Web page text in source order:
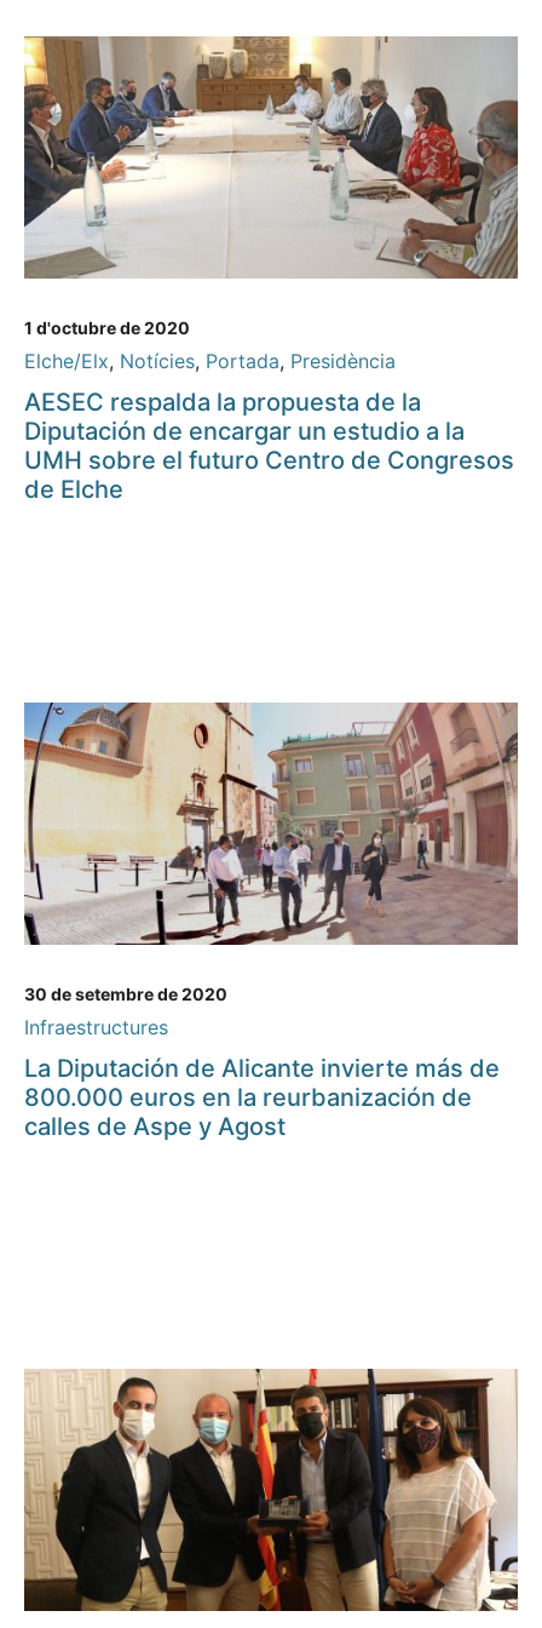
1 d'octubre de 2020
Elche/Elx, Notícies, Portada, Presidència
AESEC respalda la propuesta de la
Diputación de encargar un estudio a la
UMH sobre el futuro Centro de Congresos
de Elche
30 de setembre de 2020
Infraestructures
La Diputación de Alicante invierte más de
800.000 euros en la reurbanización de
calles de Aspe y Agost